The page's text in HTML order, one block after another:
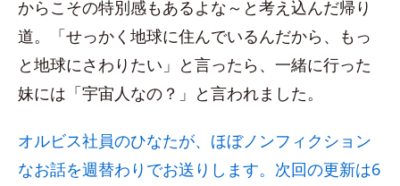
からこその特別感もあるよな～と考え込んだ帰り
道。「せっかく地球に住んでいるんだから、もっ
と地球にさわりたい」と言ったら、一緒に行った
妹には「宇宙人なの？」と言われました。
オルビス社員のひなたが、ほぼノンフィクション
なお話を週替わりでお送りします。次回の更新は6